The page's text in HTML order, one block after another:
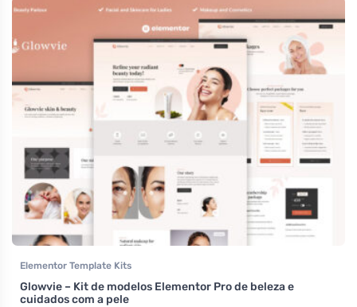
Elementor Template Kits
Glowvie – Kit de modelos Elementor Pro de beleza e
cuidados com a pele